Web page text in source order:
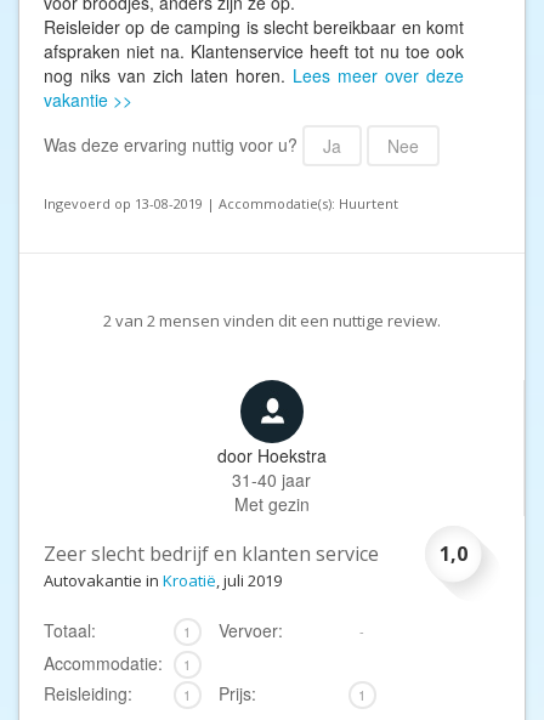
Reisleider op de camping is slecht bereikbaar en komt
afspraken niet na. Klantenservice heeft tot nu toe ook
nog niks van zich laten horen. Lees meer over deze
vakantie >>
Was deze ervaring nuttig voor u?
Ja Nee
Ingevoerd op 13-08-2019 | Accommodatie(s): Huurtent
2van 2 mensen vinden dit een nuttige review.
door Hoekstra
31-40 jaar
Met gezin
1,0
Zeer slecht bedrijf en klanten service
Autovakantie in Kroatië, juli 2019
Totaal: 1 Vervoer: -
Accommodatie: 1
Reisleiding: 1 Prijs: 1